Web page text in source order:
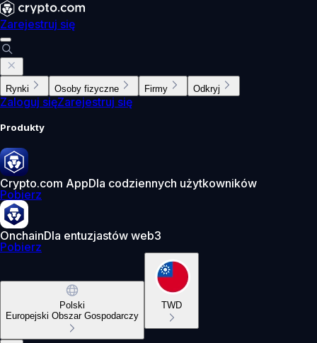
Zarejestruj się
Rynki Osoby fizyczne Firmy Odkryj
Zaloguj sięZarejestruj się
Produkty
Crypto.com AppDla codziennych użytkowników
Pobierz
OnchainDla entuzjastów web3
Pobierz
Polski
Europejski Obszar Gospodarczy
TWD